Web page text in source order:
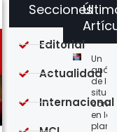
Un
de la
en la
planta
Secciones
Editorial
Actualidad
Internacional